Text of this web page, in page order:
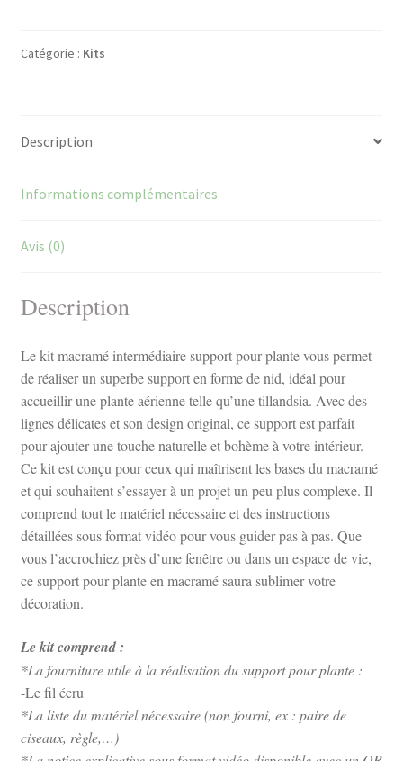
intermédiaire
Catégorie : Kits
Description
Informations complémentaires
Avis (0)
Description
Le kit macramé intermédiaire support pour plante vous permet
de réaliser un superbe support en forme de nid, idéal pour
accueillir une plante aérienne telle qu’une tillandsia. Avec des
lignes délicates et son design original, ce support est parfait
pour ajouter une touche naturelle et bohème à votre intérieur.
Ce kit est conçu pour ceux qui maîtrisent les bases du macramé
et qui souhaitent s’essayer à un projet un peu plus complexe. Il
comprend tout le matériel nécessaire et des instructions
détaillées sous format vidéo pour vous guider pas à pas. Que
vous l’accrochiez près d’une fenêtre ou dans un espace de vie,
ce support pour plante en macramé saura sublimer votre
décoration.
Le kit comprend :
*La fourniture utile à la réalisation du support pour plante :
-Le fil écru
*La liste du matériel nécessaire (non fourni, ex : paire de
ciseaux, règle,…)